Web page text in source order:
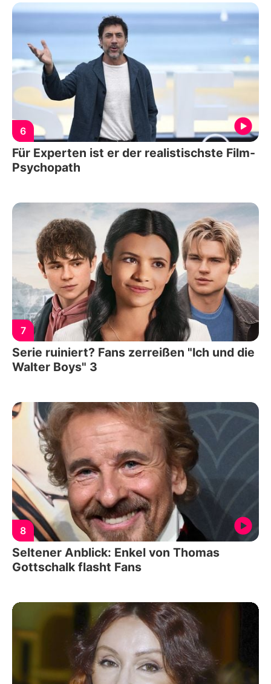
6
Für Experten ist er der realistischste Film-
Psychopath
7
Serie ruiniert? Fans zerreißen "Ich und die
Walter Boys" 3
8
Seltener Anblick: Enkel von Thomas
Gottschalk flasht Fans